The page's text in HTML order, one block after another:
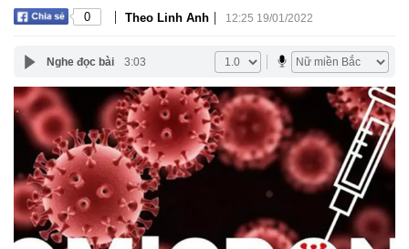
0 | Theo Linh Anh | 12:25 19/01/2022
Nghe đọc bài 3:03